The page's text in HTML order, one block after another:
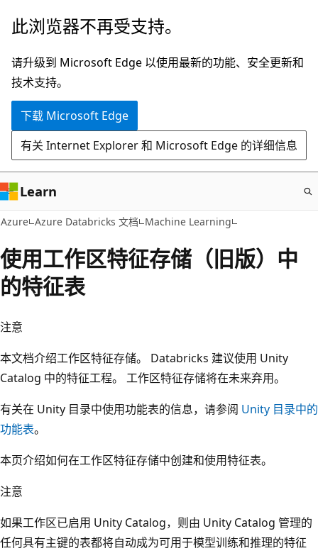
跳
主
要
内
此浏览器不再受支持。
请升级到 Microsoft Edge 以使用最新的功能、安全更新和
技术支持。
下载 Microsoft Edge
有关 Internet Explorer 和 Microsoft Edge 的详细信息
Learn
Azure Azure Databricks 文档 Machine Learning
使用工作区特征存储（旧版）中
的特征表
注意
本文档介绍工作区特征存储。 Databricks 建议使用 Unity
Catalog 中的特征工程。 工作区特征存储将在未来弃用。
有关在 Unity 目录中使用功能表的信息，请参阅 Unity 目录中的
功能表。
本页介绍如何在工作区特征存储中创建和使用特征表。
注意
如果工作区已启用 Unity Catalog，则由 Unity Catalog 管理的
任何具有主键的表都将自动成为可用于模型训练和推理的特征